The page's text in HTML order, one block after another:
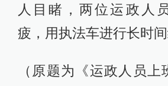
人目睹，两位运政人
疲，用执法车进行长时间
（原题为《运政人员